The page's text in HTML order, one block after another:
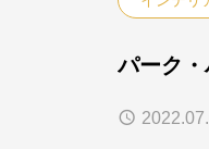
パーク